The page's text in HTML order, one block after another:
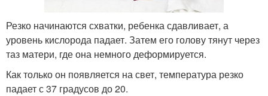
Резко начинаются схватки, ребенка сдавливает, а
уровень кислорода падает. Затем его голову тянут через
таз матери, где она немного деформируется.
Как только он появляется на свет, температура резко
падает с 37 градусов до 20.